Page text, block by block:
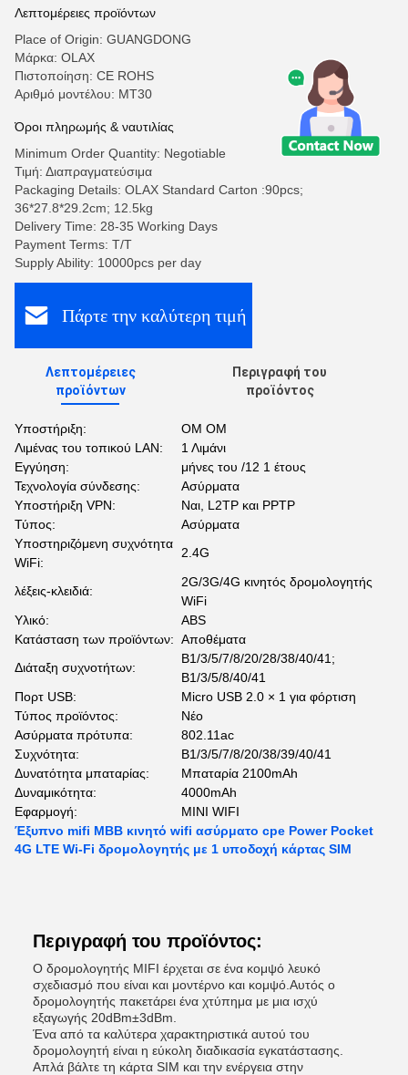
Λεπτομέρειες προϊόντων
Place of Origin: GUANGDONG
Μάρκα: OLAX
Πιστοποίηση: CE ROHS
Αριθμό μοντέλου: MT30
Όροι πληρωμής & ναυτιλίας
Minimum Order Quantity: Negotiable
Τιμή: Διαπραγματεύσιμα
Packaging Details: OLAX Standard Carton :90pcs;
36*27.8*29.2cm; 12.5kg
Delivery Time: 28-35 Working Days
Payment Terms: T/T
Supply Ability: 10000pcs per day
Πάρτε την καλύτερη τιμή
Λεπτομέρειες
προϊόντων
Περιγραφή του
προϊόντος
Υποστήριξη:
ΟΜ ΟΜ
Λιμένας του τοπικού LAN:
1 Λιμάνι
Εγγύηση:
μήνες του /12 1 έτους
Τεχνολογία σύνδεσης:
Ασύρματα
Υποστήριξη VPN:
Ναι, L2TP και PPTP
Τύπος:
Ασύρματα
Υποστηριζόμενη συχνότητα
WiFi:
2.4G
λέξεις-κλειδιά:
2G/3G/4G κινητός δρομολογητής
WiFi
Υλικό:
ABS
Κατάσταση των προϊόντων: Αποθέματα
Διάταξη συχνοτήτων:
Β1/3/5/7/8/20/28/38/40/41;
Β1/3/5/8/40/41
Πορτ USB:
Micro USB 2.0 × 1 για φόρτιση
Τύπος προϊόντος:
Νέο
Ασύρματα πρότυπα:
802.11ac
Συχνότητα:
B1/3/5/7/8/20/38/39/40/41
Δυνατότητα μπαταρίας:
Μπαταρία 2100mAh
Δυναμικότητα:
4000mAh
Εφαρμογή:
ΜΙΝΙ WIFI
Έξυπνο mifi MBB κινητό wifi ασύρματο cpe Power Pocket
4G LTE Wi-Fi δρομολογητής με 1 υποδοχή κάρτας SIM
Περιγραφή του προϊόντος:
Ο δρομολογητής MIFI έρχεται σε ένα κομψό λευκό
σχεδιασμό που είναι και μοντέρνο και κομψό.Αυτός ο
δρομολογητής πακετάρει ένα χτύπημα με μια ισχύ
εξαγωγής 20dBm±3dBm.
Ένα από τα καλύτερα χαρακτηριστικά αυτού του
δρομολογητή είναι η εύκολη διαδικασία εγκατάστασης.
Απλά βάλτε τη κάρτα SIM και την ενέργεια στην